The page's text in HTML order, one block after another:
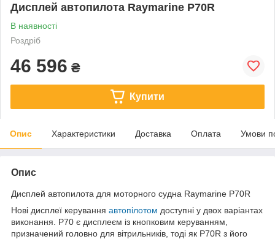
Дисплей автопилота Raymarine P70R
В наявності
Роздріб
46 596 ₴
Купити
Опис Характеристики Доставка Оплата Умови
Опис
Дисплей автопилота для моторного судна Raymarine P70R
Нові дисплеї керування автопілотом доступні у двох варіантах
виконання. P70 є дисплеєм із кнопковим керуванням,
призначений головно для вітрильників, тоді як P70R з його